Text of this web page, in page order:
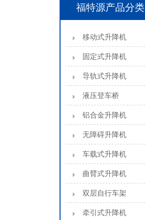
福特源产品分类
移动式升降机
固定式升降机
导轨式升降机
液压登车桥
铝合金升降机
无障碍升降机
车载式升降机
曲臂式升降机
双层自行车架
牵引式升降机